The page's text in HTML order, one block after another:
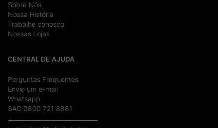
Sobre Nós
Nossa História
Trabalhe conosco
Nossas Lojas
CENTRAL DE AJUDA
Perguntas Frequentes
Envie um e-mail
Whatsapp
SAC 0800 721 8881